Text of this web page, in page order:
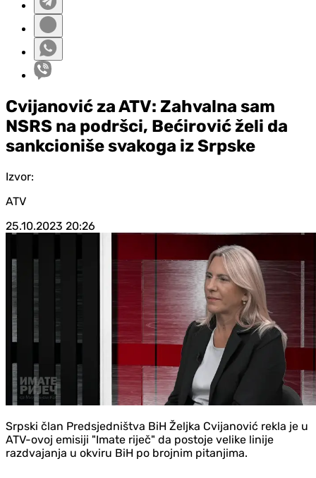
Cvijanović za ATV: Zahvalna sam
NSRS na podršci, Bećirović želi da
sankcioniše svakoga iz Srpske
Izvor:
ATV
25.10.2023 20:26
Srpski član Predsjedništva BiH Željka Cvijanović rekla je u
ATV-ovoj emisiji "Imate riječ" da postoje velike linije
razdvajanja u okviru BiH po brojnim pitanjima.